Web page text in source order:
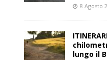
8 Agosto
lungo il